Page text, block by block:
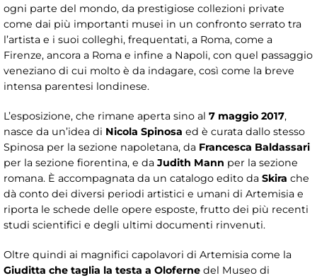
ogni parte del mondo, da prestigiose collezioni private
come dai più importanti musei in un confronto serrato tra
l’artista e i suoi colleghi, frequentati, a Roma, come a
Firenze, ancora a Roma e infine a Napoli, con quel passaggio
veneziano di cui molto è da indagare, così come la breve
intensa parentesi londinese.
L’esposizione, che rimane aperta sino al 7 maggio 2017,
nasce da un’idea di Nicola Spinosa ed è curata dallo stesso
Spinosa per la sezione napoletana, da Francesca Baldassari
per la sezione fiorentina, e da Judith Mann per la sezione
romana. È accompagnata da un catalogo edito da Skira che
dà conto dei diversi periodi artistici e umani di Artemisia e
riporta le schede delle opere esposte, frutto dei più recenti
studi scientifici e degli ultimi documenti rinvenuti.
Oltre quindi ai magnifici capolavori di Artemisia come la
Giuditta che taglia la testa a Oloferne del Museo di